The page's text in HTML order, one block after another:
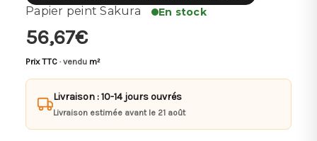
Papier peint Sakura En stock
56,67€
Prix TTC · vendu m²
Livraison : 10-14 jours ouvrés
Livraison estimée avant le 21 août